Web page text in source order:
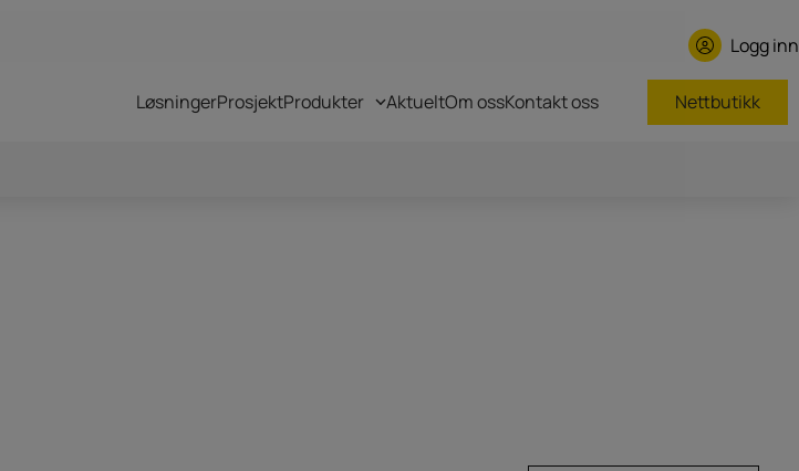
Logg inn
LøsningerProsjektProdukter
Sordin Supreme – T2
AktueltOm ossKontakt oss Nettbutikk